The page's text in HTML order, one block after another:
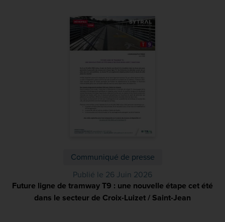
Communiqué de presse
Publié le 26 Juin 2026
Future ligne de tramway T9 : une nouvelle étape cet été
dans le secteur de Croix-Luizet / Saint-Jean